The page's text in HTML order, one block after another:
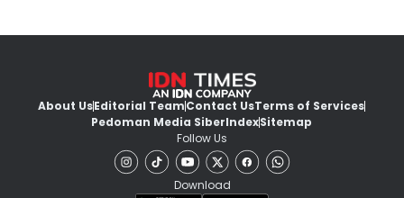
About UsEditorial TeamContact UsTerms of Services
Pedoman Media SiberIndexSitemap
Follow Us
Download